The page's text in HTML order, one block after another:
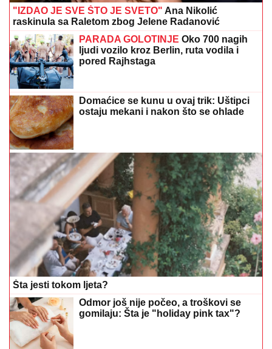
"IZDAO JE SVE ŠTO JE SVETO" Ana Nikolić
raskinula sa Raletom zbog Jelene Radanović
PARADA GOLOTINJE Oko 700 nagih
ljudi vozilo kroz Berlin, ruta vodila i
pored Rajhstaga
Domaćice se kunu u ovaj trik: Uštipci
ostaju mekani i nakon što se ohlade
Šta jesti tokom ljeta?
Odmor još nije počeo, a troškovi se
gomilaju: Šta je "holiday pink tax"?